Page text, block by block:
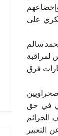
على
سالم
لمراقبة
فرق
في حق
الجرائم
التعبير